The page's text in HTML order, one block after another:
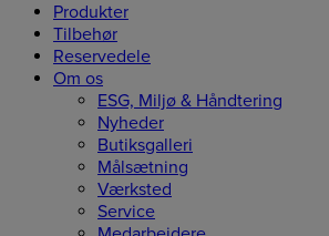
Produkter
Tilbehør
Reservedele
Om os
ESG, Miljø & Håndtering
Nyheder
Butiksgalleri
Målsætning
Værksted
Service